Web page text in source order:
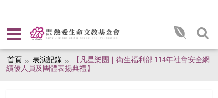
首頁 表演記錄
【凡星樂團｜衛生福利部 114年社會安全網
績優人員及團體表揚典禮】